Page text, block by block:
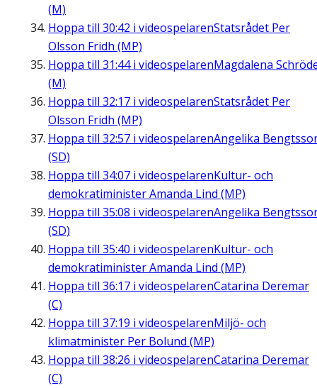
(M)
Hoppa till 30:42 i videospelarenStatsrådet Per
Olsson Fridh (MP)
Hoppa till 31:44i videospelarenMagdalena
(M)
Hoppa till 32:17 i videospelarenStatsrådet Per
Olsson Fridh (MP)
Hoppa till 32:57 i videospelarenAngelika
(SD)
Hoppa till 34:07 i videospelarenKultur- och
demokratiminister Amanda Lind (MP)
Hoppa till 35:08 i videospelarenAngelika
(SD)
Hoppa till 35:40 i videospelarenKultur- och
demokratiminister Amanda Lind (MP)
Hoppa till 36:17 i videospelarenCatarina Deremar
(C)
Hoppa till 37:19 i videospelarenMiljö- och
klimatminister Per Bolund (MP)
Hoppa till 38:26 i videospelarenCatarina Deremar
(C)